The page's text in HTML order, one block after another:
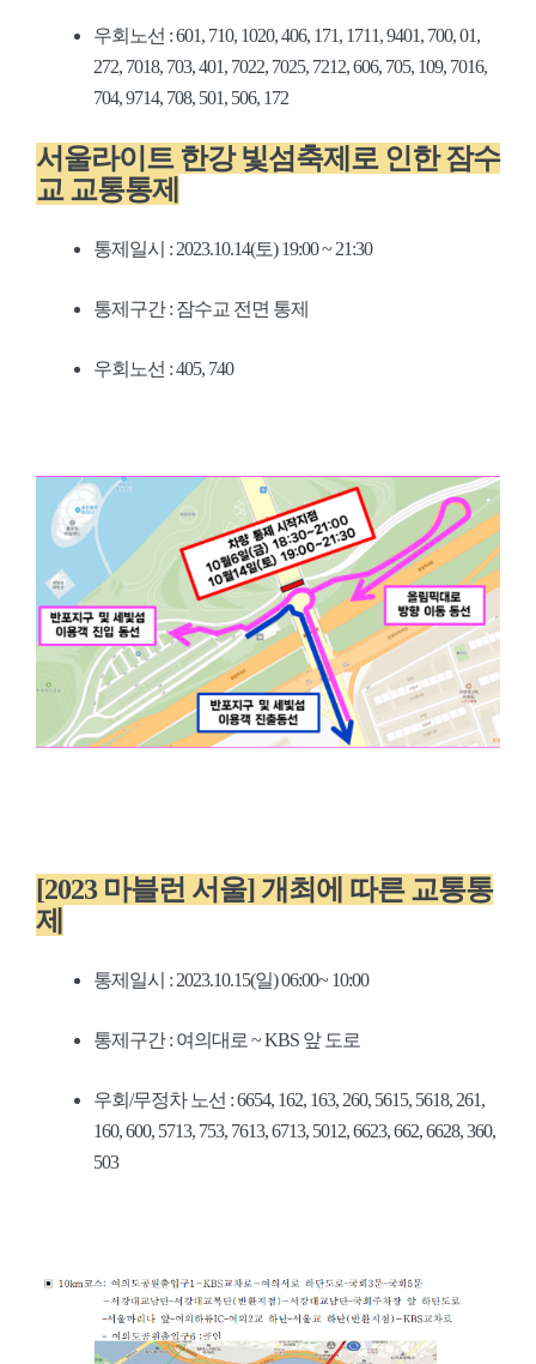
우회노선 : 601, 710, 1020, 406, 171, 1711, 9401, 700, 01,
272, 7018, 703, 401, 7022, 7025, 7212, 606, 705, 109, 7016,
704, 9714, 708, 501, 506, 172
서울라이트 한강 빛섬축제로 인한 잠수
교 교통통제
통제일시 : 2023.10.14(토) 19:00 ~ 21:30
통제구간 : 잠수교 전면 통제
우회노선 : 405, 740
[2023 마블런 서울] 개최에 따른 교통통
제
통제일시 : 2023.10.15(일) 06:00~ 10:00
통제구간 : 여의대로 ~ KBS 앞 도로
우회/무정차 노선 : 6654, 162, 163, 260, 5615, 5618, 261,
160, 600, 5713, 753, 7613, 6713, 5012, 6623, 662, 6628, 360,
503